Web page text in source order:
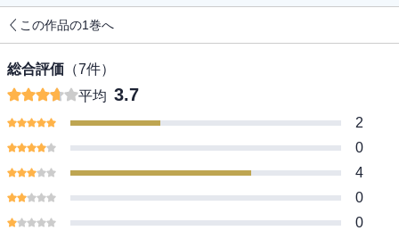
この作品の1巻へ
総合評価 （7件）
平均 3.7
2
0
4
0
0